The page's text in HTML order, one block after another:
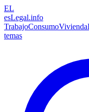
EL
esLegal.info
TrabajoConsumoVivienda
temas